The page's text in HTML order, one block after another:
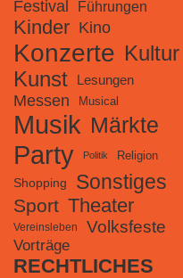
Festival Führungen
Kinder Kino
Konzerte Kultur
Kunst
Lesungen
Messen Musical
Musik Märkte
Party Politik Religion
Shopping Sonstiges
Sport Theater
Vereinsleben Volksfeste
Vorträge
RECHTLICHES